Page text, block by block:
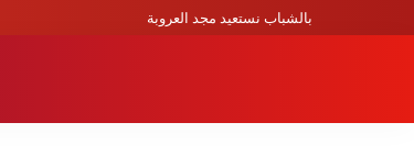
بالشباب نستعيد مجد العروبة